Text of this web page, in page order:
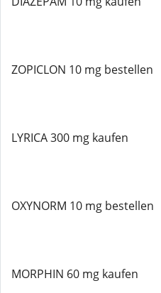
ZOPICLON 10 mg bestellen
LYRICA 300 mg kaufen
OXYNORM 10 mg bestellen
MORPHIN 60 mg kaufen